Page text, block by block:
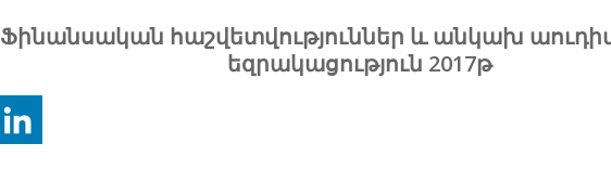
Ֆինանսական հաշվետվություններ և անկախ
եզրակացություն 2017թ